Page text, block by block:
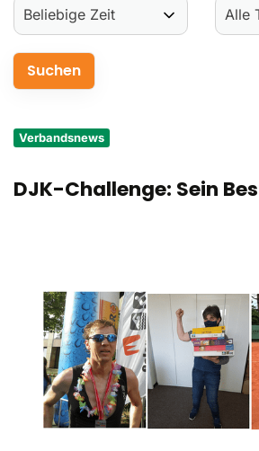
Verbandsnews
DJK-Challenge: Sein
Verantwortung
Aus- und Fortbildungen
Kontakt